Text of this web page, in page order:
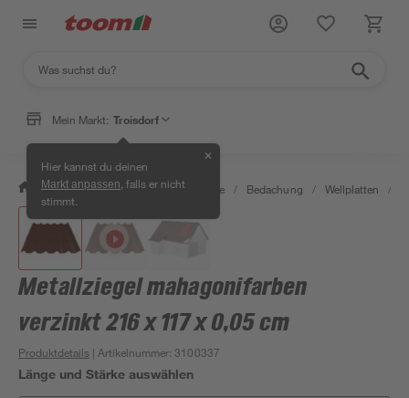
Mein Markt: Troisdorf
Hier kannst du deinen
Markt anpassen , falls er nicht
stimmt.
✕
/ Bauen & Renovieren / Baustoffe / Bedachung / Wellplatten /
Metallziegel mahagonifarben
verzinkt 216 x 117 x 0,05 cm
Produktdetails | Artikelnummer:3100337
Länge und Stärke auswählen